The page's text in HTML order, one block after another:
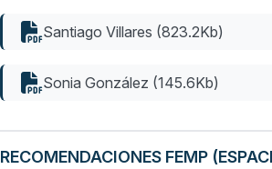
Santiago Villares (823.2Kb)
Sonia González (145.6Kb)
RECOMENDACIONES FEMP